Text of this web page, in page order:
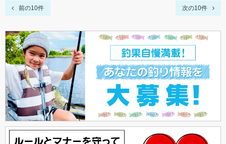
前の10件 次の10件